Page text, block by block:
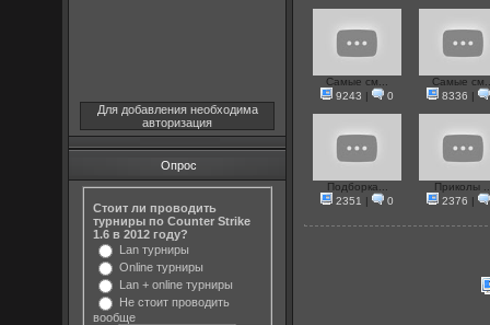
Для добавления необходима
авторизация
Опрос
Стоит ли проводить
турниры по Counter Strike
1.6 в 2012 году?
Lan турниры
Online турниры
Lan + online турниры
Не стоит проводить
вообще
Самые см...
9243 | 0
Самые
8336 |
Подборка...
2351 | 0
Приколы
2376 |